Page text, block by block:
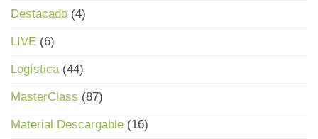
Destacado (4)
LIVE (6)
Logística (44)
MasterClass (87)
Material Descargable (16)